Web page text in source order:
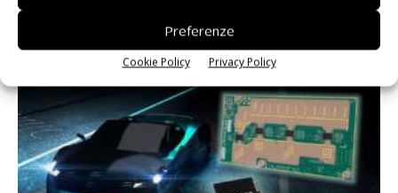
Preferenze
Cookie Policy Privacy Policy
Massimiliano Luce